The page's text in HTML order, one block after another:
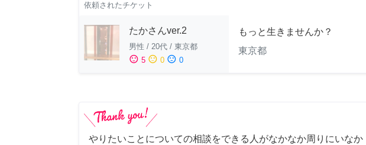
依頼されたチケット
たかさんver.2
男性 / 20代 / 東京都
sentiment_satisfied 5 sentiment_neutral 0 sentiment_dissatisfied 0
もっと生きませんか？
東京都
やりたいことについての相談をできる人がなかなか周りにいなか